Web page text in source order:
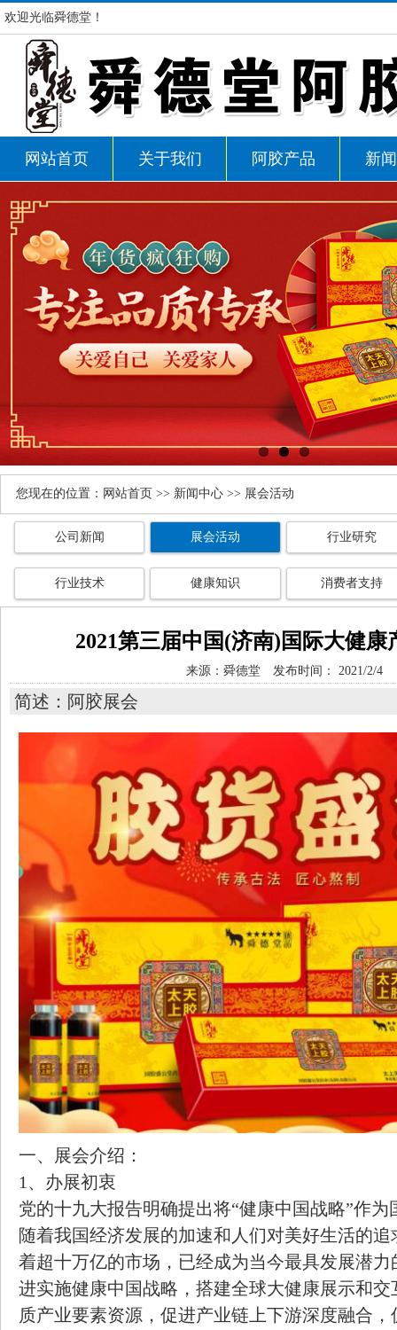
欢迎光临舜德堂！
网站首页 关于我们 阿胶产品 新
您现在的位置： 网站首页 >> 新闻中心 >> 展会活动
公司新闻 展会活动 行业研究
行业技术 健康知识 消费者支持
2021第三届中国(济南)国际大健康
来源： 舜德堂 发布时间： 2021/2/4
简述：阿胶展会
一、展会介绍：
1、办展初衷
党的十九大报告明确提出将“健康中国战略”作
随着我国经济发展的加速和人们对美好生活的
着超十万亿的市场，已经成为当今最具发展潜
进实施健康中国战略，搭建全球大健康展示和
质产业要素资源，促进产业链上下游深度融合